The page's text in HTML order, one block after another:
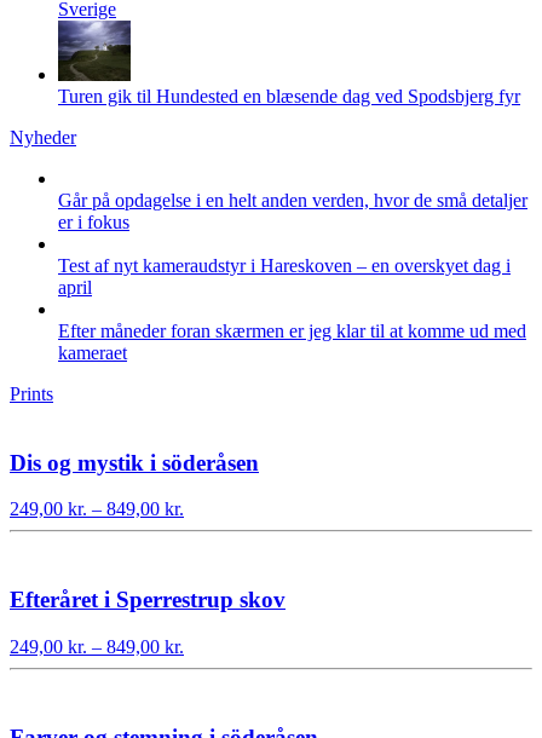
Sverige
Turen gik til Hundested en blæsende dag ved Spodsbjerg fyr
Nyheder
Går på opdagelse i en helt anden verden, hvor de små detaljer
er i fokus
Test af nyt kameraudstyr i Hareskoven – en overskyet dag i
april
Efter måneder foran skærmen er jeg klar til at komme ud med
kameraet
Prints
Dis og mystik i söderåsen
249,00 kr. – 849,00 kr.
249,00 kr.
Efteråret i Sperrestrup skov
249,00 kr. – 849,00 kr.
249,00 kr.